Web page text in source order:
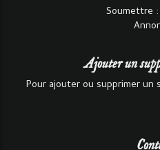
Soumettre
Ajouter un
Pour ajouter ou supprimer un